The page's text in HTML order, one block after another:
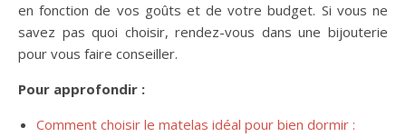
en fonction de vos goûts et de votre budget. Si vous ne
savez pas quoi choisir, rendez-vous dans une bijouterie
pour vous faire conseiller.
Pour approfondir :
Comment choisir le matelas idéal pour bien dormir :